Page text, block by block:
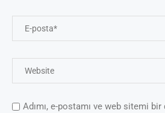
Adımı, e-postamı ve web sitemi